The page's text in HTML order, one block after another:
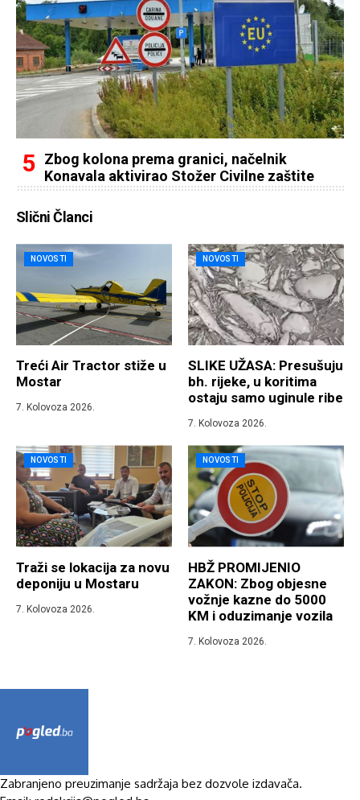
Zbog kolona prema granici, načelnik
Konavala aktivirao Stožer Civilne zaštite
Slični Članci
NOVOSTI
Treći Air Tractor stiže u
Mostar
7. Kolovoza 2026.
NOVOSTI
SLIKE UŽASA: Presušuju
bh. rijeke, u koritima
ostaju samo uginule ribe
7. Kolovoza 2026.
NOVOSTI
Traži se lokacija za novu
deponiju u Mostaru
7. Kolovoza 2026.
NOVOSTI
HBŽ PROMIJENIO
ZAKON: Zbog objesne
vožnje kazne do 5000
KM i oduzimanje vozila
7. Kolovoza 2026.
Zabranjeno preuzimanje sadržaja bez dozvole izdavača.